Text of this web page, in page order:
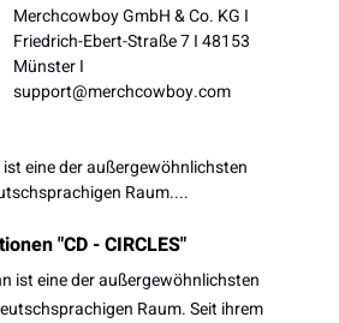
Merchcowboy GmbH & Co. KG I
Friedrich-Ebert-Straße 7 I 48153
Münster I
support@merchcowboy.com
eine der außergewöhnlichsten
Raum....
"CD - CIRCLES"
ist eine der außergewöhnlichsten
Raum. Seit ihrem